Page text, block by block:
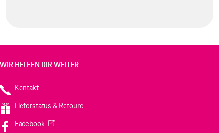
WIR HELFEN DIR WEITER
Kontakt
Lieferstatus & Retoure
Facebook(Wird in einem neuen Tab geöffnet)